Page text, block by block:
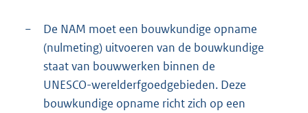
−
De NAM moet een bouwkundige opname
(nulmeting) uitvoeren van de bouwkundige
staat van bouwwerken binnen de
UNESCO-werelderfgoedgebieden. Deze
bouwkundige opname richt zich op een